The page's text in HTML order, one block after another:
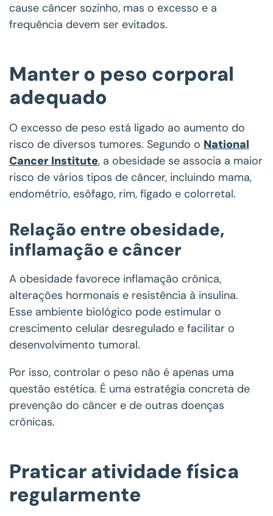
cause câncer sozinho, mas o excesso e a
frequência devem ser evitados.
Manter o peso corporal
adequado
O excesso de peso está ligado ao aumento do
risco de diversos tumores. Segundo o National
Cancer Institute, a obesidade se associa a maior
risco de vários tipos de câncer, incluindo mama,
endométrio, esôfago, rim, fígado e colorretal.
Relação entre obesidade,
inflamação e câncer
A obesidade favorece inflamação crônica,
alterações hormonais e resistência à insulina.
Esse ambiente biológico pode estimular o
crescimento celular desregulado e facilitar o
desenvolvimento tumoral.
Por isso, controlar o peso não é apenas uma
questão estética. É uma estratégia concreta de
prevenção do câncer e de outras doenças
crônicas.
Praticar atividade física
regularmente